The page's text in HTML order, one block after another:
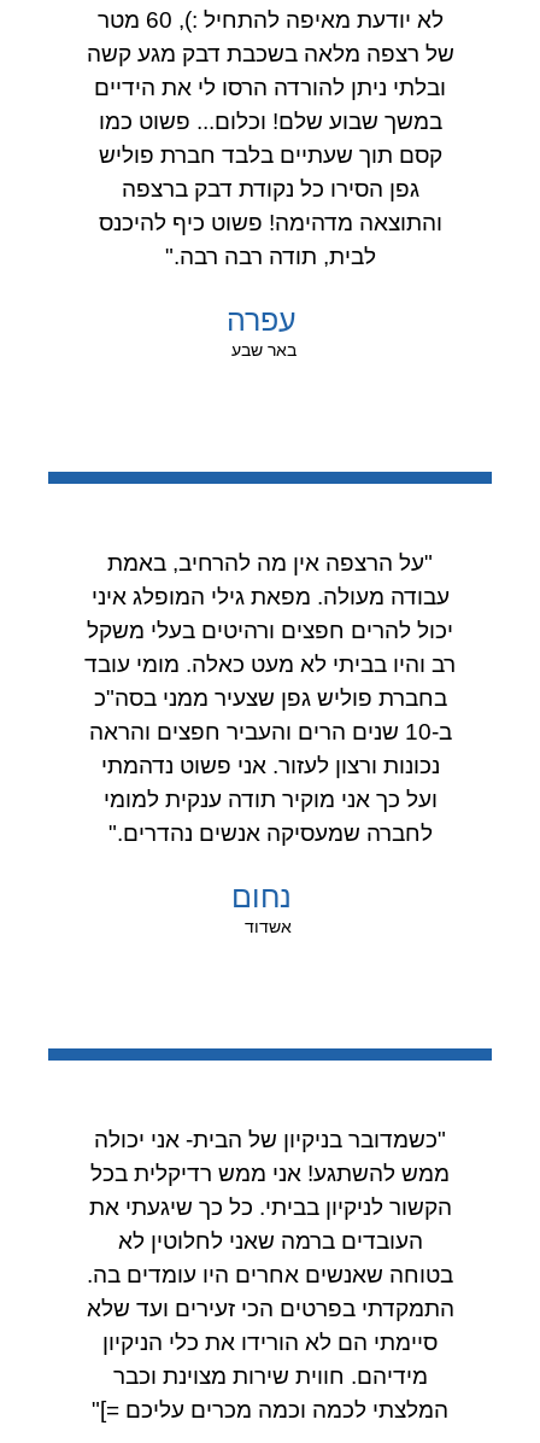
לא יודעת מאיפה להתחיל :), 60 מטר
של רצפה מלאה בשכבת דבק מגע קשה
ובלתי ניתן להורדה הרסו לי את הידיים
במשך שבוע שלם! וכלום... פשוט כמו
קסם תוך שעתיים בלבד חברת פוליש
גפן הסירו כל נקודת דבק ברצפה
והתוצאה מדהימה! פשוט כיף להיכנס
לבית, תודה רבה רבה."
עפרה
באר שבע
"על הרצפה אין מה להרחיב, באמת
עבודה מעולה. מפאת גילי המופלג איני
יכול להרים חפצים ורהיטים בעלי משקל
רב והיו בביתי לא מעט כאלה. מומי עובד
בחברת פוליש גפן שצעיר ממני בסה"כ
ב-10 שנים הרים והעביר חפצים והראה
נכונות ורצון לעזור. אני פשוט נדהמתי
ועל כך אני מוקיר תודה ענקית למומי
לחברה שמעסיקה אנשים נהדרים."
נחום
אשדוד
"כשמדובר בניקיון של הבית- אני יכולה
ממש להשתגע! אני ממש רדיקלית בכל
הקשור לניקיון בביתי. כל כך שיגעתי את
העובדים ברמה שאני לחלוטין לא
בטוחה שאנשים אחרים היו עומדים בה.
התמקדתי בפרטים הכי זעירים ועד שלא
סיימתי הם לא הורידו את כלי הניקיון
מידיהם. חווית שירות מצוינת וכבר
המלצתי לכמה וכמה מכרים עליכם =]"